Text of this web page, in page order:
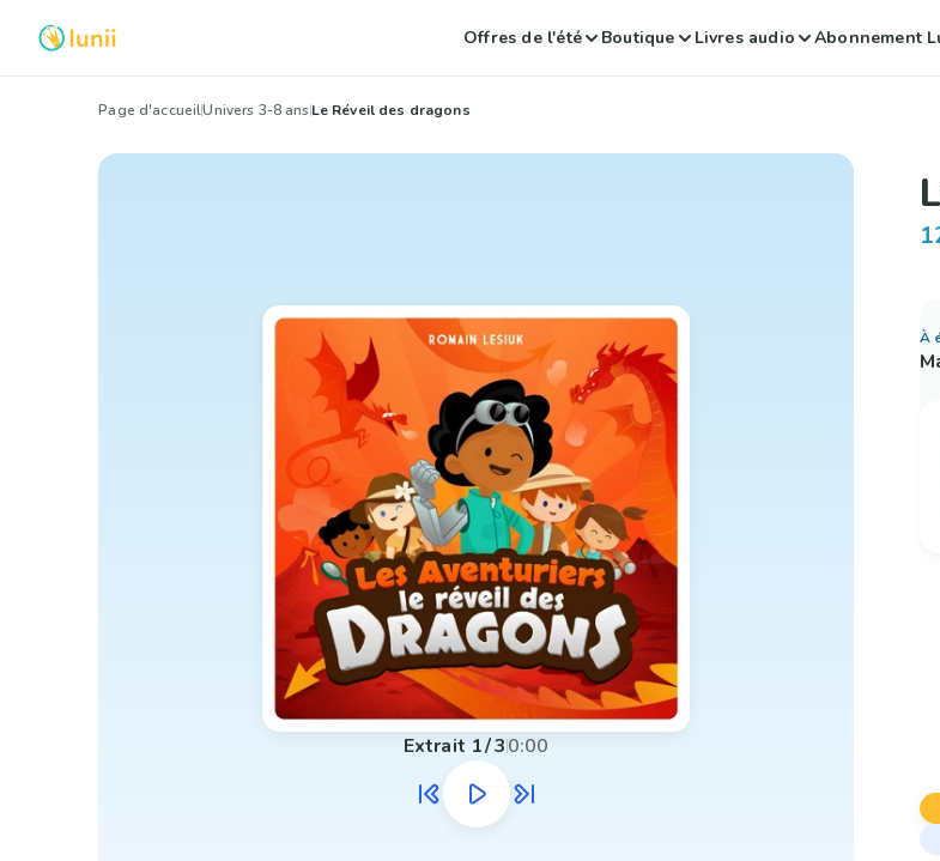
Offres de l'été Boutique Livres audio Abonnement
Page d'accueilUnivers 3-8 ansLe Réveil des dragons
Extrait 1/30:00
À